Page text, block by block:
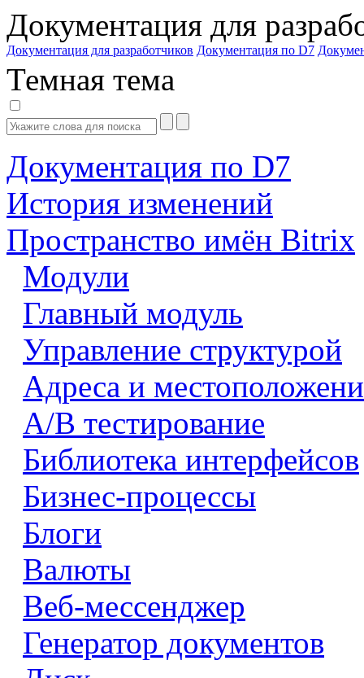
Документация для
Документация для разработчиков Документация по D7
Темная тема
Документация по D7
История изменений
Пространство имён Bitrix
Модули
Главный модуль
Управление структурой
Адреса и
А/В тестирование
Библиотека интерфейсов
Бизнес-процессы
Блоги
Валюты
Веб-мессенджер
Генератор документов